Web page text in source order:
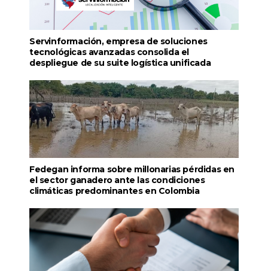
Servinformación, empresa de soluciones
tecnológicas avanzadas consolida el
despliegue de su suite logística unificada
Fedegan informa sobre millonarias pérdidas en
el sector ganadero ante las condiciones
climáticas predominantes en Colombia